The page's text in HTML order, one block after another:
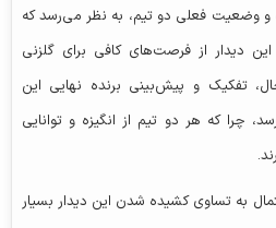
و وضعیت فعلی دو تیم، به نظر می‌رسد که
دیدار از فرصت‌های کافی برای گلزنی
تفکیک و پیش‌بینی برنده نهایی این
چرا که هر دو تیم از انگیزه و توانایی
به تساوی کشیده شدن این دیدار بسیار